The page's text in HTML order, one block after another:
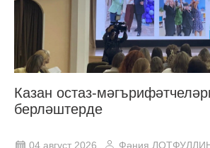
Казан остаз-
берләштерде
04 август 2026
Фәния